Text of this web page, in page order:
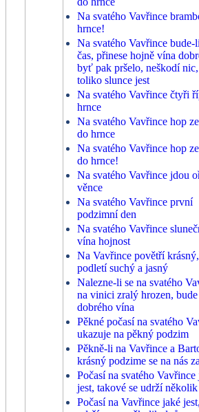
Na svatého Vavřince
hrnce!
Na svatého Vavřince bude-
čas, přinese hojně vína
byť pak pršelo, neškodí
toliko slunce jest
Na svatého Vavřince čtyři
hrnce
Na svatého Vavřince hop
do hrnce
Na svatého Vavřince hop
do hrnce!
Na svatého Vavřince jdou
věnce
Na svatého Vavřince první
podzimní den
Na svatého Vavřince
vína hojnost
Na Vavřince povětří
podletí suchý a jasný
Nalezne-li se na svatého
na vinici zralý hrozen,
dobrého vína
Pěkné počasí na svatého
ukazuje na pěkný podzim
Pěkně-li na Vavřince a
krásný podzime se na nás
Počasí na svatého Vavřince
jest, takové se udrží
Počasí na Vavřince jaké